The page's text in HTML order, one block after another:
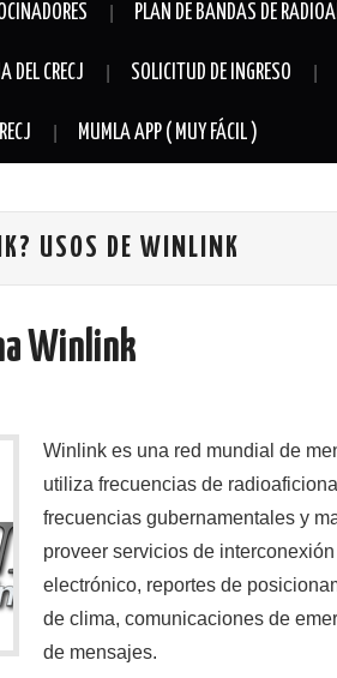
PLAN DE BANDAS DE
DEL CRECJ SOLICITUD DE INGRESO
MUMLA APP ( MUY FÁCIL )
USOS DE WINLINK
Winlink
Winlink es una red mundial de
utiliza frecuencias de
frecuencias gubernamentales y
proveer servicios de
electrónico, reportes de
de clima, comunicaciones de
de mensajes.